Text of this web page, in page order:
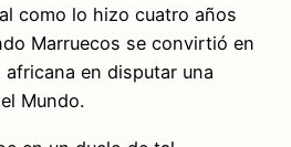
como lo hizo cuatro años
Marruecos se convirtió en
en disputar una
Mundo.